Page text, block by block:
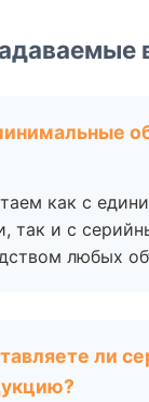
как с
так и с
любых
ли